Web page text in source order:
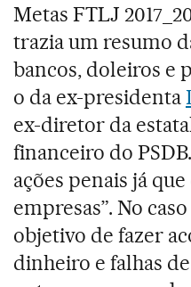
Metas FTLJ
trazia um resumo
bancos, doleiros e
o da ex-presidenta
ex-diretor da
financeiro do
ações penais já
empresas”. No
objetivo de fazer
dinheiro e falhas